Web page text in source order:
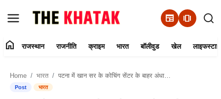
newspaper amp_stories
Contact Us
home राजस्थान राजनीति क्राइम भारत बॉलीवुड खेल
Home भारत पटना में खान सर के कोचिंग सेंटर के बाहर अंधाधुंध फायरिंग: 2 सुरक्षाकर्मी घायल, कोचिंग संचालकों पर साजिश का आरोप
Post भारत